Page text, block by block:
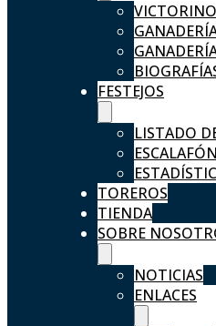
FESTEJOS
LISTADO
TOREROS
TIENDA
SOBRE
NOTICIAS
ENLACES